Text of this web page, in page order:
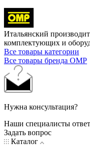
Итальянский
комплектующих и
Все товары категории
Все товары бренда OMP
Нужна консультация?
Наши специалисты
Задать вопрос
Каталог